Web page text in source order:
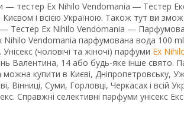
— тестер Ex Nihilo Vendomania ― Тестер
і всією Україною. Також тут ви
— Тестер Ex Nihilo Vendomania —
Nihilo Vendomania парфумована вода 100
(чоловічі та жіночі) парфуми Ex
Валентина, 14 або будь-яке інше свято.
купити в Києві, Дніпропетровську,
Вінниці, Суми, Горловці, Черкасах і всій
Справжні селективні парфуми унісекс Екс